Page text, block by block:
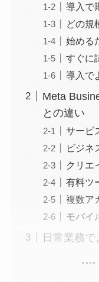
導入で
どの規
始める
すぐに
導入で
Meta
との違い
サービ
ビジネ
クリエ
有料ツ
複数ア
モバイ
日常業務